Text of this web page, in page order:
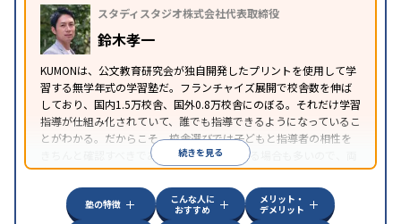
スタディスタジオ株式会社代表取締役
鈴木孝一
KUMONは、公文教育研究会が独自開発したプリントを使用して学
習する無学年式の学習塾だ。フランチャイズ展開で校舎数を伸ば
しており、国内1.5万校舎、国外0.8万校舎にのぼる。それだけ学習
指導が仕組み化されていて、誰でも指導できるようになっているこ
とがわかる。だからこそ、校舎選びでは子どもと指導者の相性を
きちんと確認すべきである。近所に2校舎ある場合も多いので、両
方見学してみることをオススメする。
続きを見る
塾の特徴
こんな人に
おすすめ
メリット・
デメリット